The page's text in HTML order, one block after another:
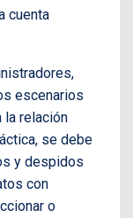
cuenta
escenarios
la relación
se debe
y despidos
con
o